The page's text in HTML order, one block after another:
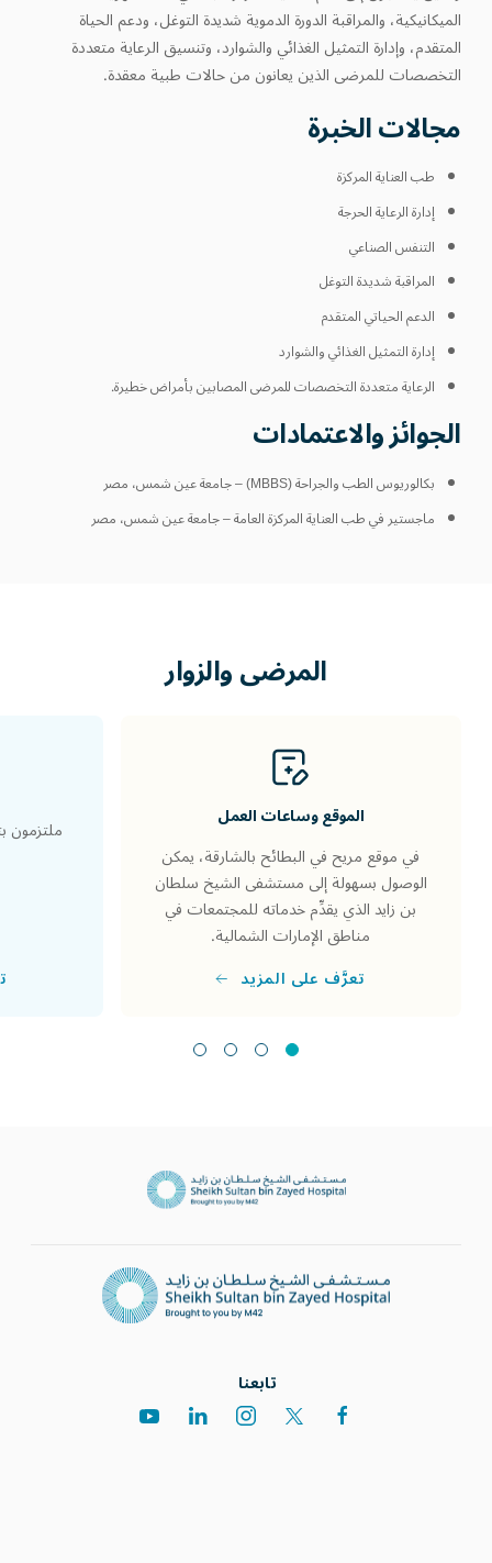
الميكانيكية، والمراقبة الدورة الدموية شديدة التوغل، ودعم الحياة
المتقدم، وإدارة التمثيل الغذائي والشوارد، وتنسيق الرعاية متعددة
التخصصات للمرضى الذين يعانون من حالات طبية معقدة.
مجالات الخبرة
طب العناية المركزة
إدارة الرعاية الحرجة
التنفس الصناعي
المراقبة شديدة التوغل
الدعم الحياتي المتقدم
إدارة التمثيل الغذائي والشوارد
الرعاية متعددة التخصصات للمرضى المصابين بأمراض خطيرة.
الجوائز والاعتمادات
بكالوريوس الطب والجراحة (MBBS) – جامعة عين شمس، مصر
ماجستير في طب العناية المركزة العامة – جامعة عين شمس، مصر
المرضىوالزوار
الموقع وساعات العمل
في موقع مريح في البطائح بالشارقة، يمكن
الوصول بسهولة إلى مستشفى الشيخ سلطان
بن زايد الذي يقدِّم خدماته للمجتمعات في
مناطق الإمارات الشمالية.
تعرَّف على المزيد
ملتزمون
تابعنا